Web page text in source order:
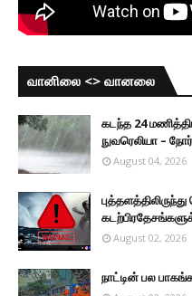
வானிலை <> வானலை
கடந்த 24
நுவரெலியா –
August 04, 2026
August 02, 2026
நாட்டின் பல